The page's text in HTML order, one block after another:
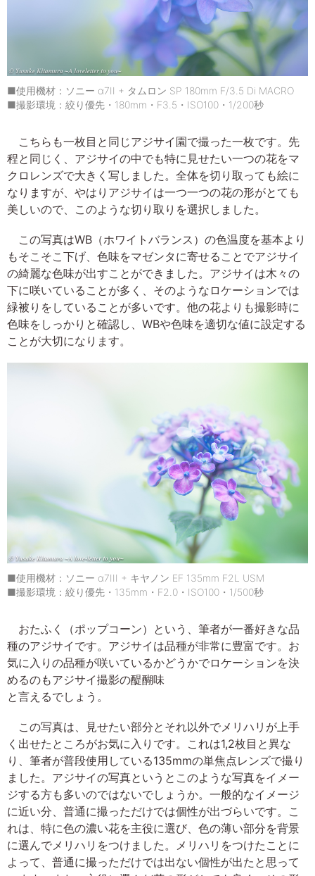
■使用機材：ソニー α7II + タムロン SP 180mm F/3.5 Di MACRO
■撮影環境：絞り優先・180mm・F3.5・ISO100・1/200秒
こちらも一枚目と同じアジサイ園で撮った一枚です。先
程と同じく、アジサイの中でも特に見せたい一つの花をマ
クロレンズで大きく写しました。全体を切り取っても絵に
なりますが、やはりアジサイは一つ一つの花の形がとても
美しいので、このような切り取りを選択しました。
この写真はWB（ホワイトバランス）の色温度を基本より
もそこそこ下げ、色味をマゼンタに寄せることでアジサイ
の綺麗な色味が出すことができました。アジサイは木々の
下に咲いていることが多く、そのようなロケーションでは
緑被りをしていることが多いです。他の花よりも撮影時に
色味をしっかりと確認し、WBや色味を適切な値に設定する
ことが大切になります。
■使用機材：ソニー α7III + キヤノン EF 135mm F2L USM
■撮影環境：絞り優先・135mm・F2.0・ISO100・1/500秒
おたふく（ポップコーン）という、筆者が一番好きな品
種のアジサイです。アジサイは品種が非常に豊富です。お
気に入りの品種が咲いているかどうかでロケーションを決
めるのもアジサイ撮影の醍醐味
と言えるでしょう。
この写真は、見せたい部分とそれ以外でメリハリが上手
く出せたところがお気に入りです。これは1,2枚目と異な
り、筆者が普段使用している135mmの単焦点レンズで撮り
ました。アジサイの写真というとこのような写真をイメー
ジする方も多いのではないでしょうか。一般的なイメージ
に近い分、普通に撮っただけでは個性が出づらいです。こ
れは、特に色の濃い花を主役に選び、色の薄い部分を背景
に選んでメリハリをつけました。メリハリをつけたことに
よって、普通に撮っただけでは出ない個性が出たと思って